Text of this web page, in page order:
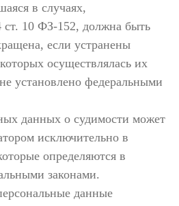
в случаях,
ст. 10 ФЗ-152, должна быть
если устранены
осуществлялась их
установлено федеральными
данных о судимости может
исключительно в
определяются в
законами.
данные